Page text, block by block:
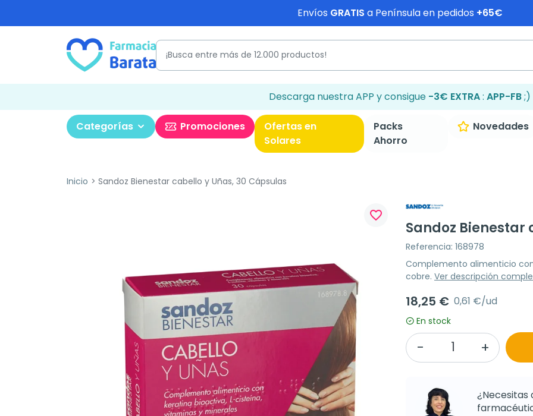
Envíos GRATIS a Península en pedidos +65€
Descarga nuestra APP y consigue -3€ EXTRA: APP-FB;)
Categorías Promociones
Ofertas en
Solares
Packs
Ahorro
Novedades
Inicio Sandoz Bienestar cabello y Uñas, 30 Cápsulas
favorite_border
Sandoz Bienestar
Referencia: 168978
Complemento alimenticio
cobre. Ver descripción
18,25 € 0,61 €/ud
En stock
¿Necesitas